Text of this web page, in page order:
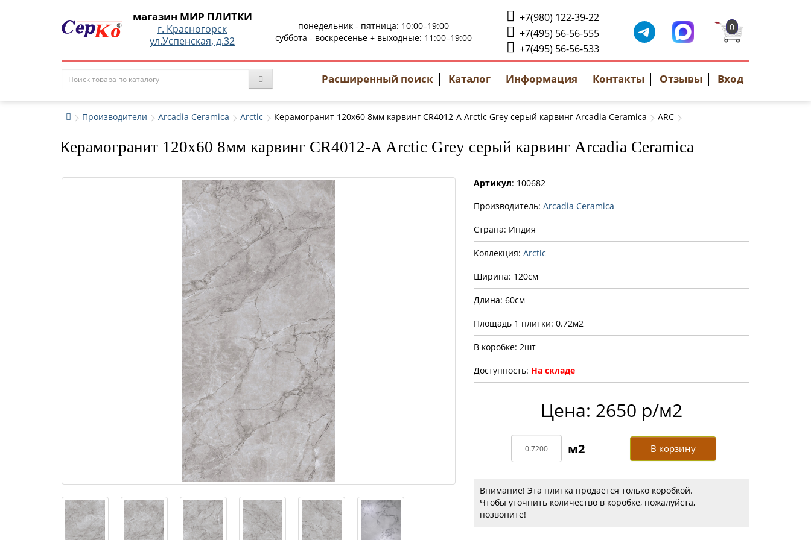
магазин МИР ПЛИТКИ
г. Красногорск
ул.Успенская, д.32
понедельник - пятница: 10:00–19:00
суббота - воскресенье + выходные: 11:00–19:00
+7(980) 122-39-22
+7(495) 56-56-555
+7(495) 56-56-533
0
Расширенный поиск Каталог Информация Контакты Отзывы Вход
Производители Arcadia Ceramica Arctic Керамогранит 120x60 8мм карвинг CR4012-A Arctic Grey серый карвинг Arcadia Ceramica ARC
Керамогранит 120x60 8мм карвинг CR4012-A Arctic Grey серый карвинг Arcadia Ceramica
Артикул: 100682
Производитель: Arcadia Ceramica
Страна: Индия
Коллекция: Arctic
Ширина: 120см
Длина: 60см
Площадь 1 плитки: 0.72м2
В коробке: 2шт
Доступность: На складе
Цена: 2650 р/м2
В корзину
Внимание! Эта плитка продается только коробкой.
Чтобы уточнить количество в коробке, пожалуйста,
позвоните!